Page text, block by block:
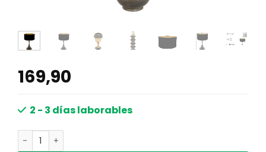
169,90
2 - 3 días laborables
Lámpara de mesa clásica circular Anne Light & Home